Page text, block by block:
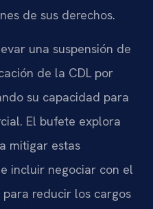
de sus derechos.
una suspensión de
de la CDL por
su capacidad para
El bufete explora
mitigar estas
incluir negociar con el
reducir los cargos